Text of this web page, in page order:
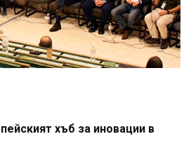
хъб за иновации в